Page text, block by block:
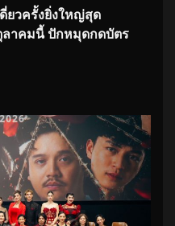
ดี่ยวครั้งยิ่งใหญ่สุด
ลาคมนี้ ปักหมุดกดบัตร